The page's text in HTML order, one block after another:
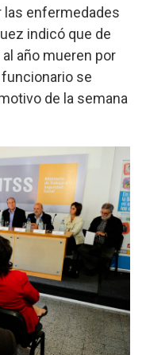
las enfermedades
indicó que de
año mueren por
se
de la semana